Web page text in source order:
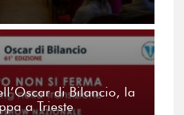
di Bilancio, la
a Trieste